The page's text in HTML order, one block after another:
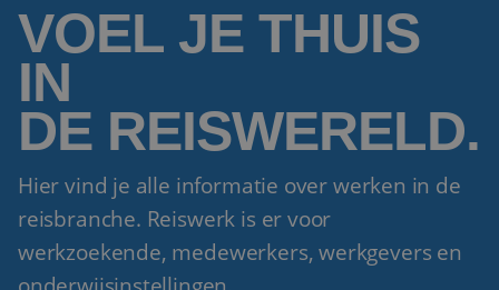
VOEL JE THUIS
IN
DE REISWERELD.
Hier vind je alle informatie over werken in de
reisbranche. Reiswerk is er voor
werkzoekende, medewerkers, werkgevers en